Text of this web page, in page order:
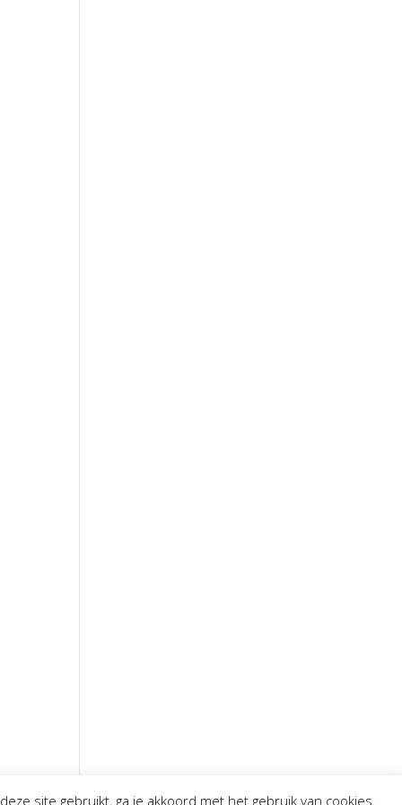
site gebruikt, ga je akkoord met het gebruik van cookies.